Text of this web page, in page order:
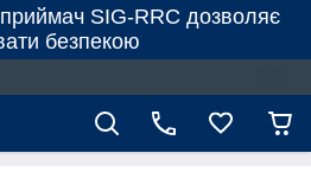
SIG-RRC дозволяє
безпекою